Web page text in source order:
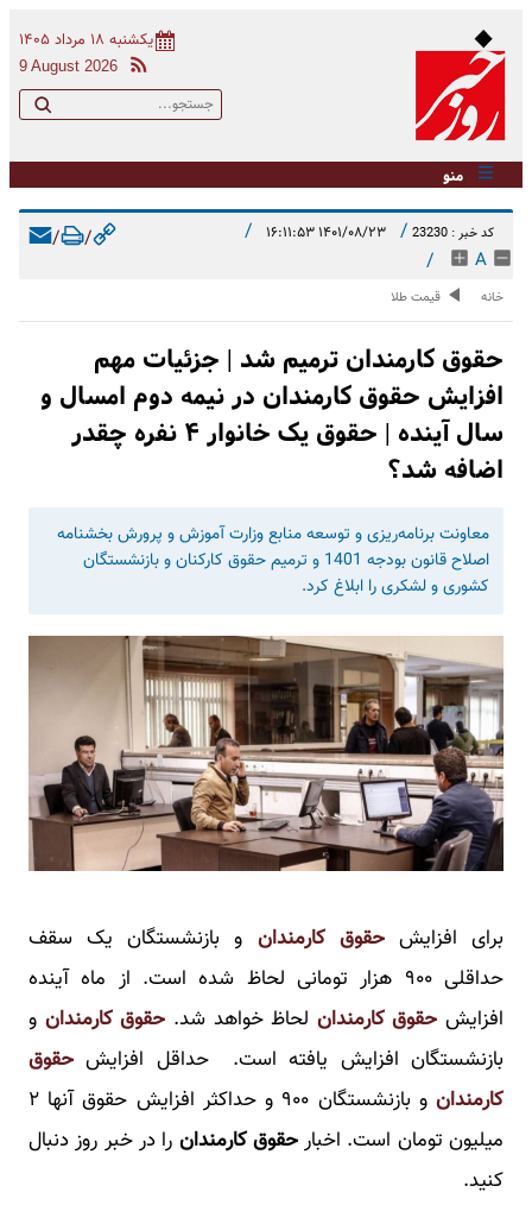
یکشنبه ۱۸ مرداد ۱۴۰۵
9 August 2026
منو
کد خبر : 23230 / ۱۴۰۱/۰۸/۲۳ ۱۶:۱۱:۵۳ /
A
/
/
/
خانه قیمت طلا
حقوق کارمندان ترمیم شد | جزئیات مهم
افزایش حقوق کارمندان در نیمه دوم امسال و
سال آینده | حقوق یک خانوار ۴ نفره چقدر
اضافه شد؟
معاونت برنامه‌‌ریزی و توسعه منابع وزارت آموزش و پرورش بخشنامه
اصلاح قانون بودجه 1401 و ترمیم حقوق کارکنان و بازنشستگان
کشوری و لشکری را ابلاغ کرد.
برای افزایش حقوق کارمندان و بازنشستگان یک سقف
حداقلی ۹۰۰ هزار تومانی لحاظ شده است. از ماه آینده
افزایش حقوق کارمندان لحاظ خواهد شد. حقوق کارمندان و
بازنشستگان افزایش یافته است. حداقل افزایش حقوق
کارمندان
و بازنشستگان ۹۰۰ و حداکثر افزایش حقوق آنها ۲
میلیون تومان است. اخبارحقوق کارمندان را در خبر روز دنبال
کنید.